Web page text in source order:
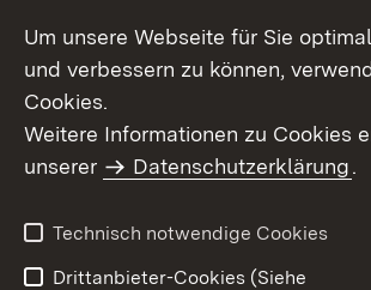
Um unsere Webseite für Sie
und verbessern zu können,
Cookies.
Weitere Informationen zu Cookies
unserer
Datenschutzerklärung.
Technisch notwendige Cookies
Drittanbieter-Cookies (Siehe